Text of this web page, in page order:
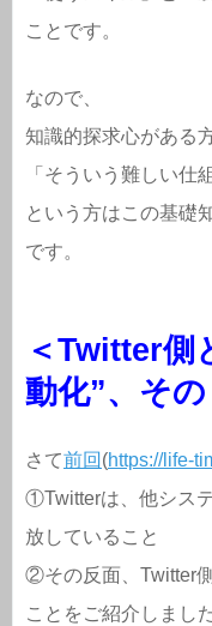
ことです。
なので、
知識的探求心がある
「そういう難しい仕
という方はこの基礎
です。
＜Twitter側
動化”、その
さて前回 (https://life-
①Twitterは、他シス
放していること
②その反面、Twitter
ことをご紹介しました